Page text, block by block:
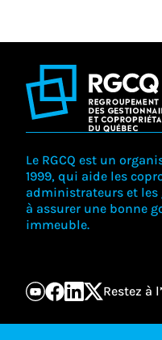
Le RGCQ est un
1999, qui aide les
administrateurs et les
à assurer une bonne
immeuble.
Restez à